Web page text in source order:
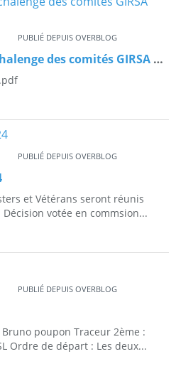
PUBLIÉ DEPUIS OVERBLOG
règlement parallèle et chalenge des comités GIRSA 2024
PUBLIÉ DEPUIS OVERBLOG
et Vétérans seront réunis
votée en commsion...
PUBLIÉ DEPUIS OVERBLOG
poupon Traceur 2ème :
Ordre de départ : Les deux...